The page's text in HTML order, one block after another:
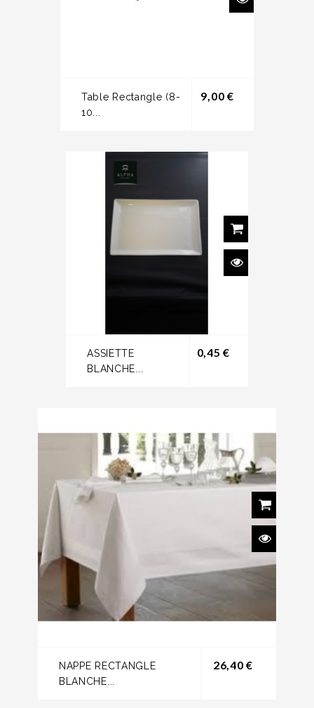
Table Rectangle (8-
10...
9,00 €Prix
ASSIETTE
BLANCHE...
0,45 €Prix
NAPPE RECTANGLE
BLANCHE...
26,40 €Prix